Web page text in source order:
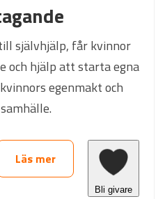
självhjälp, får kvinnor
och hjälp att starta egna
egenmakt och